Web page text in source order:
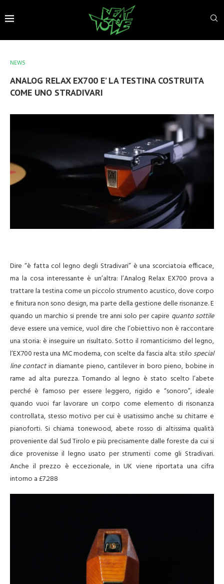
NEWS
ANALOG RELAX EX700 E’ LA TESTINA COSTRUITA
COME UNO STRADIVARI
Dire “è fatta col legno degli Stradivari” è una scorciatoia efficace,
ma la cosa interessante è un’altra: l’Analog Relax EX700 prova a
trattare la testina come un piccolo strumento acustico, dove corpo
e finitura non sono design, ma parte della gestione delle risonanze. E
quando un marchio si prende tre anni solo per capire quanto sottile
deve essere una vernice, vuol dire che l’obiettivo non è raccontare
una storia: è inseguire un risultato. Sotto il romanticismo del legno,
l’EX700 resta una MC moderna, con scelte da fascia alta: stilo special
line contactin diamante pieno, cantilever in boro pieno, bobine in
rame ad alta purezza. Tornando al legno è stato scelto l’abete
perché è famoso per essere leggero, rigido e “sonoro”, ideale
quando vuoi far lavorare un corpo come elemento di risonanza
controllata, stesso motivo per cui è usatissimo anche su chitarre e
pianoforti. Si chiama tonewood, abete rosso di altissima qualità
proveniente dal Sud Tirolo e più precisamente dalle foreste da cui si
dice provenisse il legno usato per strumenti come gli Stradivari.
Anche il prezzo è eccezionale, in UK viene riportata una cifra
intorno a £7.288